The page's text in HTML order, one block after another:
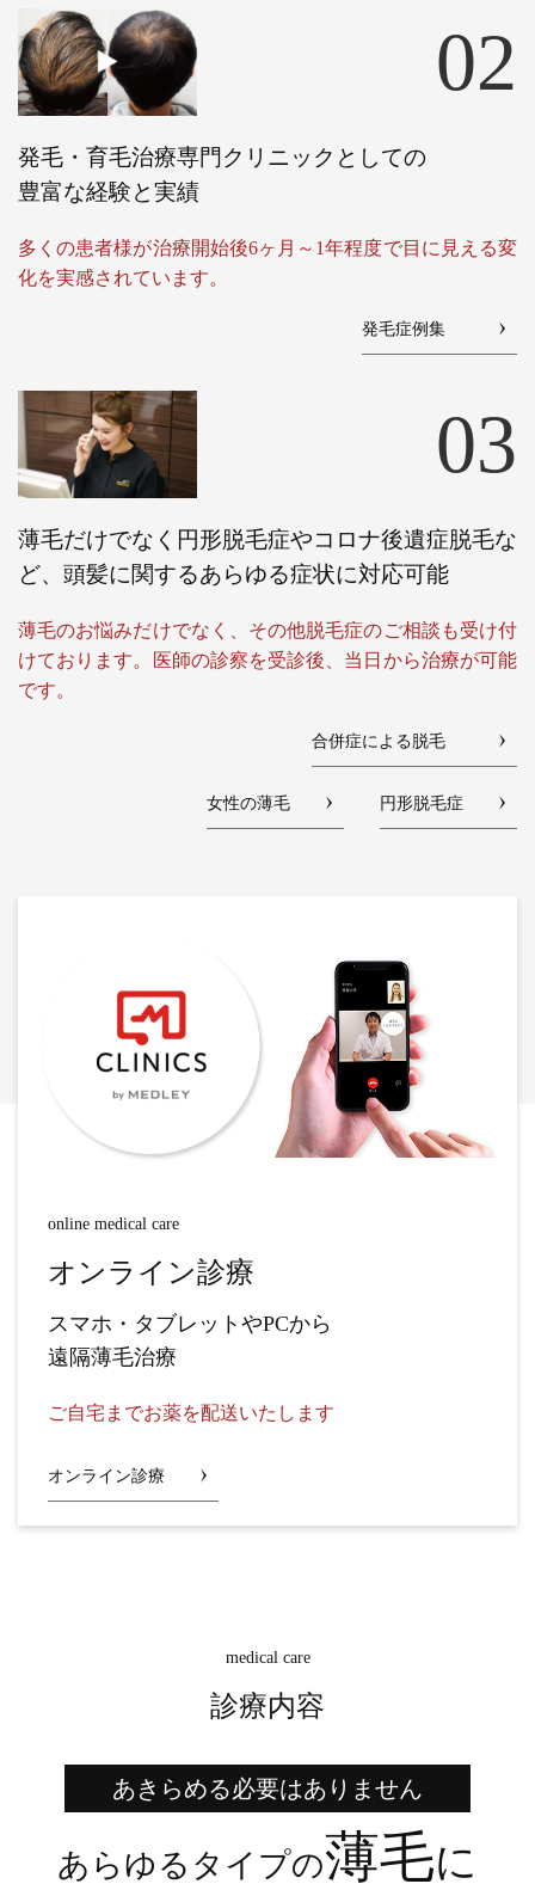
02
発毛・育毛治療専門クリニックとしての
豊富な経験と実績
多くの患者様が治療開始後6ヶ月～1年程度で目に見える変
化を実感されています。
発毛症例集
03
薄毛だけでなく円形脱毛症やコロナ後遺症脱毛な
ど、頭髪に関するあらゆる症状に対応可能
薄毛のお悩みだけでなく、その他脱毛症のご相談も受け付
けております。医師の診察を受診後、当日から治療が可能
です。
合併症による脱毛
女性の薄毛 円形脱毛症
online medical care
オンライン診療
スマホ・タブレットやPCから
遠隔薄毛治療
ご自宅までお薬を配送いたします
オンライン診療
medical care
診療内容
あきらめる必要はありません
あらゆるタイプの薄毛に